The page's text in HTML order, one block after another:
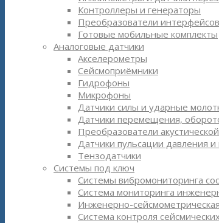
Контроллеры и генераторы
Преобразователи интерфейсов
Готовые мобильные комплекты
Аналоговые датчики
Акселерометры
Сейсмоприёмники
Гидрофоны
Микрофоны
Датчики силы и ударные
Датчики перемещения,
Преобразователи
Датчики пульсации давления и
Тензодатчики
Системы под ключ
Системы вибромониторинга
Система мониторинга
Инженерно-
Система контроля